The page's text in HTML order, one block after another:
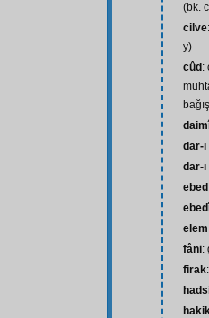
(bk.
cilve
y)
cûd :
dar-
dar-
ebed
elem
fâni:
firak